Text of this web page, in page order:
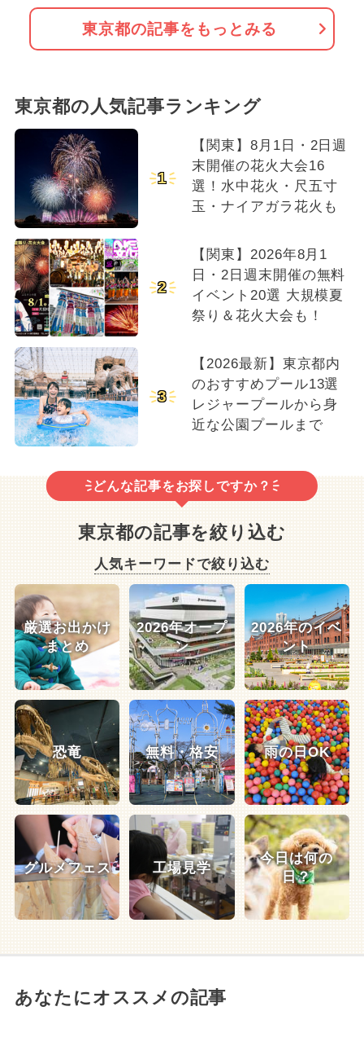
東京都の記事をもっとみる
東京都の人気記事ランキング
1
【関東】8月1日・2日週
末開催の花火大会16
選！水中花火・尺五寸
玉・ナイアガラ花火も
2
【関東】2026年8月1
日・2日週末開催の無料
イベント20選 大規模夏
祭り＆花火大会も！
3
【2026最新】東京都内
のおすすめプール13選
レジャープールから身
近な公園プールまで
どんな記事をお探しですか？
東京都の記事を絞り込む
人気キーワードで絞り込む
厳選お出かけ
まとめ
2026年オープ
ン
2026年のイベ
ント
恐竜 無料・格安 雨の日OK
グルメフェス 工場見学
今日は何の
日？
あなたにオススメの記事